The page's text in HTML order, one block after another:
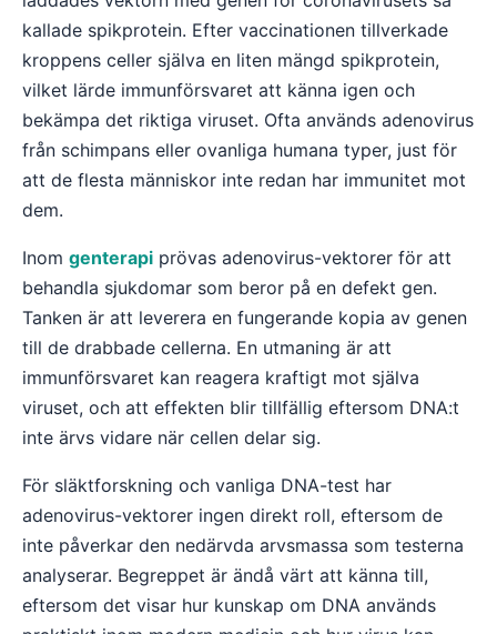
kallade spikprotein. Efter vaccinationen tillverkade
kroppens celler själva en liten mängd spikprotein,
vilket lärde immunförsvaret att känna igen och
bekämpa det riktiga viruset. Ofta används adenovirus
från schimpans eller ovanliga humana typer, just för
att de flesta människor inte redan har immunitet mot
dem.
Inom genterapi prövas adenovirus-vektorer för att
behandla sjukdomar som beror på en defekt gen.
Tanken är att leverera en fungerande kopia av genen
till de drabbade cellerna. En utmaning är att
immunförsvaret kan reagera kraftigt mot själva
viruset, och att effekten blir tillfällig eftersom DNA:t
inte ärvs vidare när cellen delar sig.
För släktforskning och vanliga DNA-test har
adenovirus-vektorer ingen direkt roll, eftersom de
inte påverkar den nedärvda arvsmassa som testerna
analyserar. Begreppet är ändå värt att känna till,
eftersom det visar hur kunskap om DNA används